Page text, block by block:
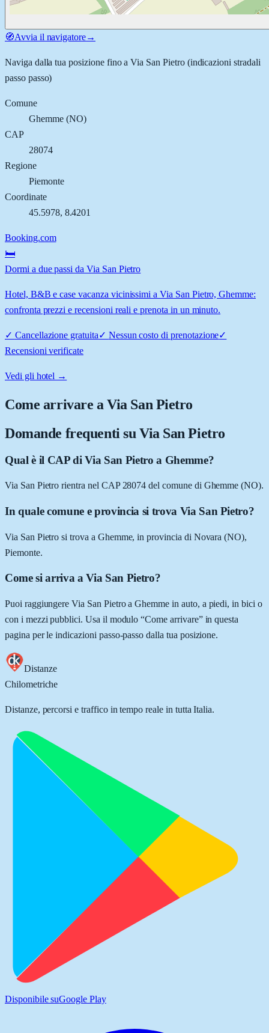
🧭Avvia il navigatore→
Naviga dalla tua posizione fino aVia San Pietro(indicazioni stradali
passo passo)
Comune
Ghemme(NO)
CAP
28074
Regione
Piemonte
Coordinate
45.5978, 8.4201
Booking.com
🛏️
Dormi a due passi da Via San Pietro
Hotel, B&B e case vacanza vicinissimi a Via San Pietro, Ghemme:
confronta prezzi e recensioni reali e prenota in un minuto.
✓ Cancellazione gratuita✓ Nessun costo di prenotazione✓
Recensioni verificate
Vedi gli hotel →
Come arrivare aVia San Pietro
Domande frequenti su Via San Pietro
Qual è il CAP di Via San Pietro a Ghemme?
Via San Pietro rientra nel CAP 28074 del comune di Ghemme (NO).
In quale comune e provincia si trova Via San Pietro?
Via San Pietro si trova a Ghemme, in provincia di Novara (NO),
Piemonte.
Come si arriva a Via San Pietro?
Puoi raggiungere Via San Pietro a Ghemme in auto, a piedi, in bici o
con i mezzi pubblici. Usa il modulo “Come arrivare” in questa
pagina per le indicazioni passo-passo dalla tua posizione.
Distanze
Chilometriche
Distanze, percorsi e traffico in tempo reale in tutta Italia.
Disponibile suGoogle Play